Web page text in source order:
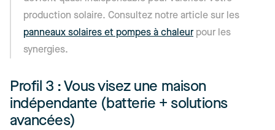
panneaux solaires et pompes à chaleur pour les
synergies.
Profil 3 : Vous visez une maison
indépendante (batterie + solutions
avancées)